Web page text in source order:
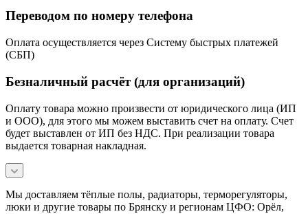
Переводом по номеру телефона
Оплата осуществляется через Систему быстрых платежей
(СБП)
Безналичный расчёт (для организаций)
Оплату товара можно произвести от юридического лица (ИП
и ООО), для этого мы можем выставить счет на оплату. Счет
будет выставлен от ИП без НДС. При реализации товара
выдается товарная накладная.
Мы доставляем тёплые полы, радиаторы, терморегуляторы,
люки и другие товары по Брянску и регионам ЦФО: Орёл,